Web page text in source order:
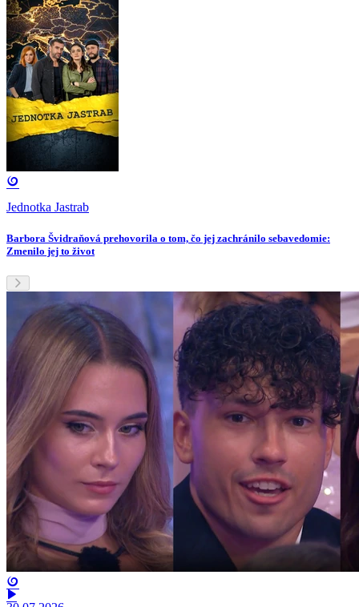
Jednotka Jastrab
Barbora Švidraňová prehovorila o tom, čo jej zachránilo sebavedomie:
Zmenilo jej to život